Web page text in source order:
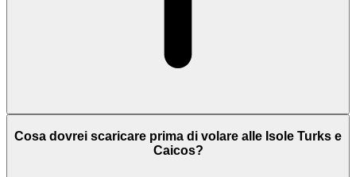
Cosa dovrei scaricare prima di volare alle Isole Turks e
Caicos?